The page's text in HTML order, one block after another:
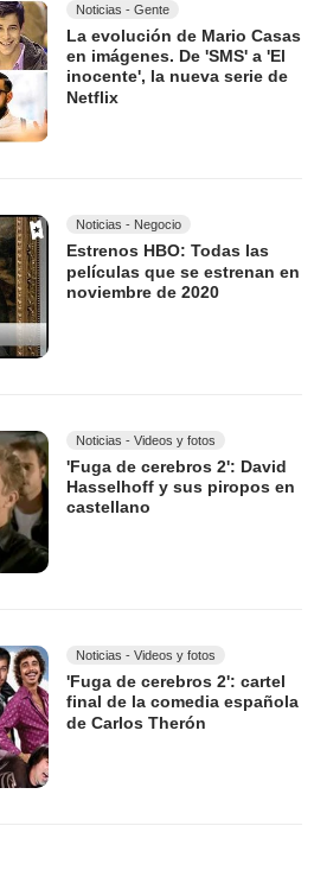
Noticias - Gente
La evolución de Mario Casas
en imágenes. De 'SMS' a 'El
inocente', la nueva serie de
Netflix
Noticias - Negocio
Estrenos HBO: Todas las
películas que se estrenan en
noviembre de 2020
Noticias - Videos y fotos
'Fuga de cerebros 2': David
Hasselhoff y sus piropos en
castellano
Noticias - Videos y fotos
'Fuga de cerebros 2': cartel
final de la comedia española
de Carlos Therón